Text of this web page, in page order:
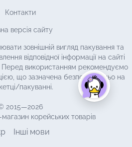
Контакти
версія сайту
зовнішній вигляд пакування та
відповідної інформації на сайті
Перед використанням рекомендуємо
що зазначена безпосередньо на
пакуванні.
2015—2026
магазин корейських товарів
Інші мови